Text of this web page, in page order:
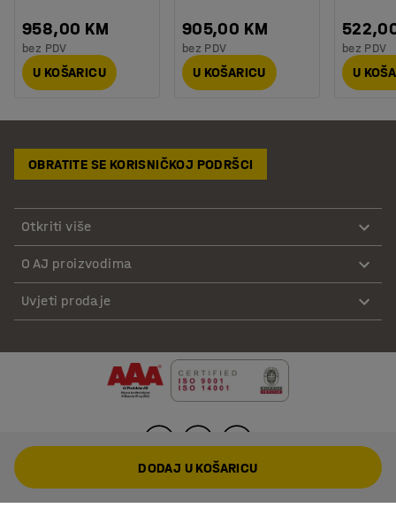
958,00 KM
bez PDV
U KOŠARICU
905,00 KM
bez PDV
U KOŠARICU
bez PDV
U
OBRATITE SE KORISNIČKOJ PODRŠCI
Otkriti više
O AJ proizvodima
Uvjeti prodaje
DODAJ U KOŠARICU